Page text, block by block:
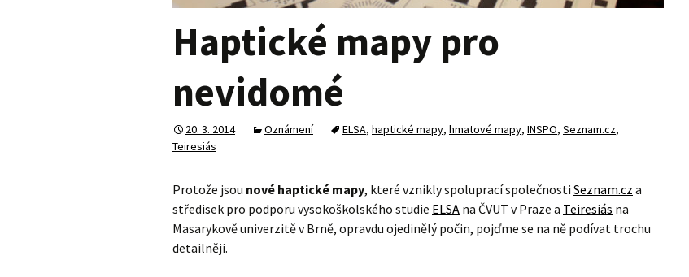
Haptické mapy pro
nevidomé
20. 3. 2014 Oznámení ELSA, haptické mapy, hmatové mapy, INSPO, Seznam.cz,
Teiresiás
Protože jsou nové haptické mapy, které vznikly spoluprací společnosti Seznam.cz a
středisek pro podporu vysokoškolského studie ELSA na ČVUT v Praze a Teiresiás na
Masarykově univerzitě v Brně, opravdu ojedinělý počin, pojďme se na ně podívat trochu
detailněji.